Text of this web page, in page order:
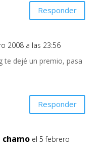
Responder
2008 a las 23:56
te dejé un premio, pasa
Responder
chamo el 5 febrero